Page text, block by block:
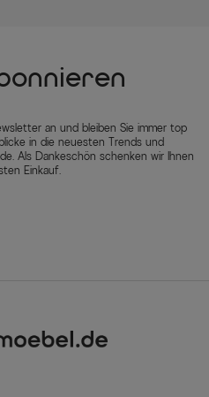
an und bleiben Sie immer top
in die neuesten Trends und
Als Dankeschön schenken wir Ihnen
Einkauf.